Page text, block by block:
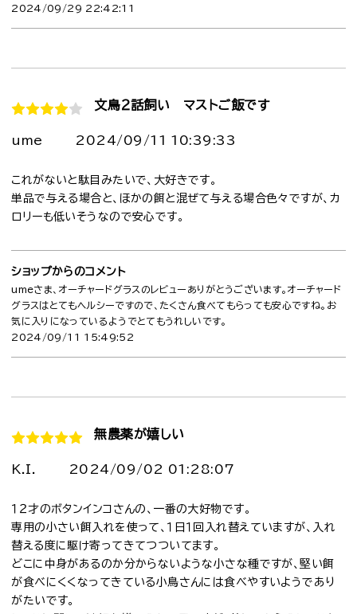
2024/09/29 22:42:11
文鳥２話飼い マストご飯です
ume 2024/09/11 10:39:33
これがないと駄目みたいで、大好きです。
単品で与える場合と、ほかの餌と混ぜて与える場合色々ですが、カ
ロリーも低いそうなので安心です。
ショップからのコメント
umeさま、オーチャードグラスのレビューありがとうございます。オーチャード
グラスはとてもヘルシーですので、たくさん食べてもらっても安心ですね。お
気に入りになっているようでとてもうれしいです。
2024/09/11 15:49:52
無農薬が嬉しい
K.I. 2024/09/02 01:28:07
１２才のボタンインコさんの、一番の大好物です。
専用の小さい餌入れを使って、１日１回入れ替えていますが、入れ
替える度に駆け寄ってきてつついてます。
どこに中身があるのか分からないような小さな種ですが、堅い餌
が食べにくくなってきている小鳥さんには食べやすいようであり
がたいです。